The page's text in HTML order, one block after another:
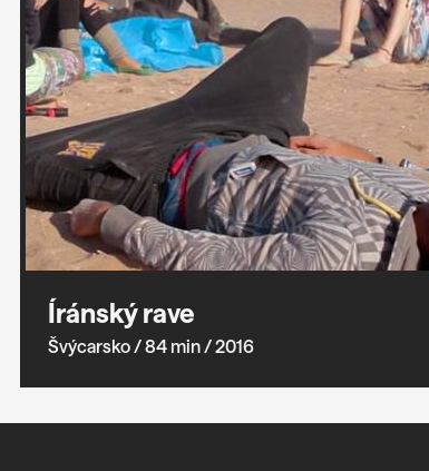
Íránský rave
Švýcarsko/ 84 min/ 2016